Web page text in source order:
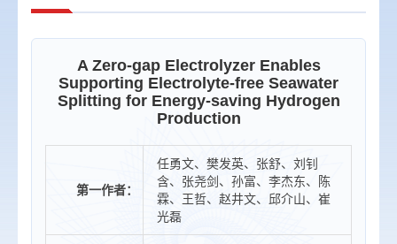
A Zero-gap Electrolyzer Enables
Supporting Electrolyte-free Seawater
Splitting for Energy-saving Hydrogen
Production
第一作者：
任勇文、樊发英、张舒、刘钊
含、张尧剑、孙富、李杰东、陈
霖、王哲、赵井文、邱介山、崔
光磊